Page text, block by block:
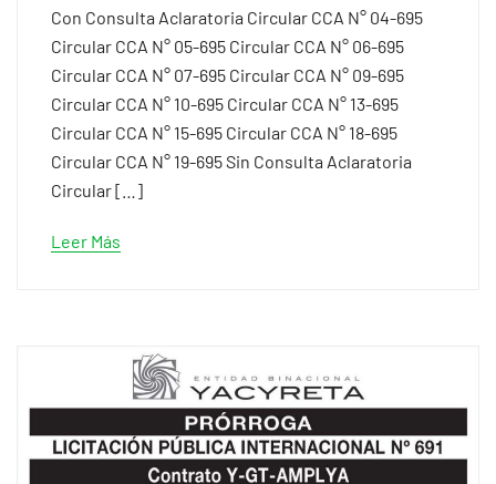
Con Consulta Aclaratoria Circular CCA N° 04-695
Circular CCA N° 05-695 Circular CCA N° 06-695
Circular CCA N° 07-695 Circular CCA N° 09-695
Circular CCA N° 10-695 Circular CCA N° 13-695
Circular CCA N° 15-695 Circular CCA N° 18-695
Circular CCA N° 19-695 Sin Consulta Aclaratoria
Circular […]
Leer Más